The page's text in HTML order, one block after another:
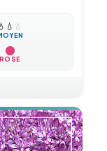
💧 💧 💧
ROSE